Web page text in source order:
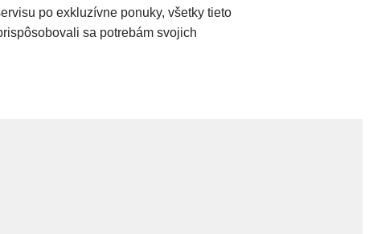
po exkluzívne ponuky, všetky tieto
sa potrebám svojich